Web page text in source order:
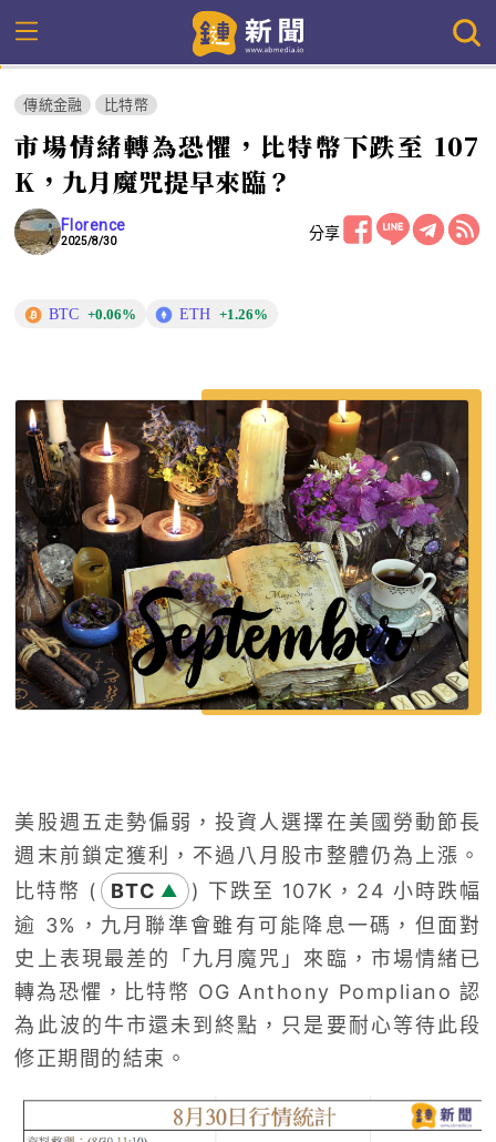
傳統金融 比特幣
市場情緒轉為恐懼，比特幣下跌至 107
K，九月魔咒提早來臨？
Florence
2025/8/30 分享
BTC +0.06% ETH +1.26%
美股週五走勢偏弱，投資人選擇在美國勞動節長
週末前鎖定獲利，不過八月股市整體仍為上漲。
比特幣 (
BTC ▲
) 下跌至 107K，24 小時跌幅
逾 3%，九月聯準會雖有可能降息一碼，但面對
史上表現最差的「九月魔咒」來臨，市場情緒已
轉為恐懼，比特幣 OG Anthony Pompliano 認
為此波的牛市還未到終點，只是要耐心等待此段
修正期間的結束。